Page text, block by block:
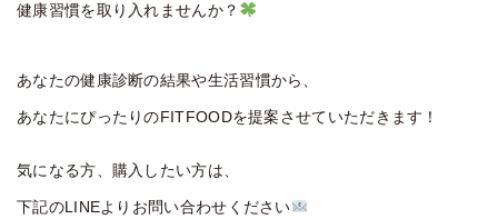
健康習慣を取り入れませんか？
あなたの健康診断の結果や生活習慣から、
あなたにぴったりのFITFOODを提案させていただきます！
気になる方、購入したい方は、
下記のLINEよりお問い合わせください